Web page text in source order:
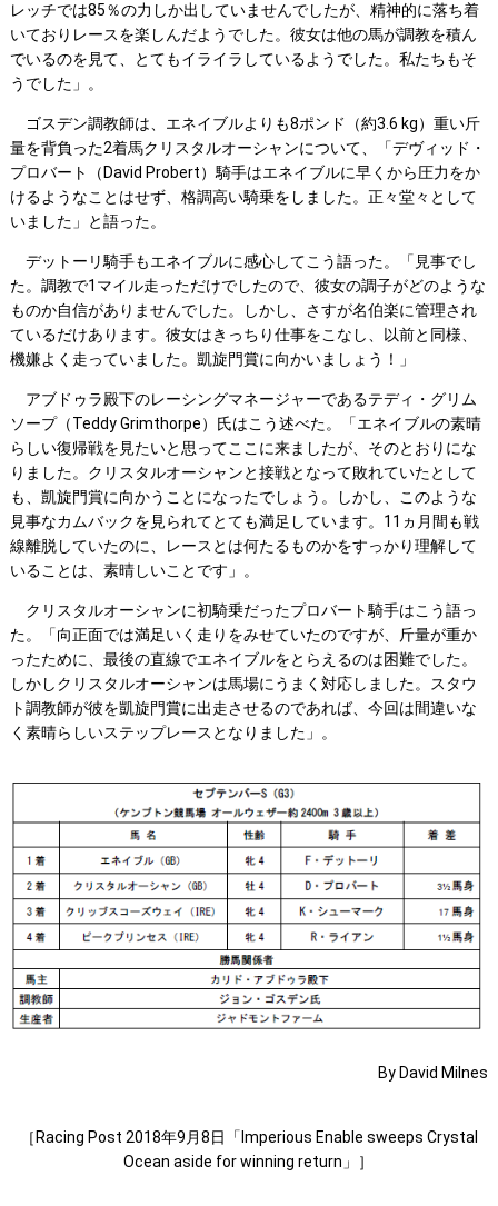
レッチでは85％の力しか出していませんでしたが、精神的に落ち着
いておりレースを楽しんだようでした。彼女は他の馬が調教を積ん
でいるのを見て、とてもイライラしているようでした。私たちもそ
うでした」。
ゴスデン調教師は、エネイブルよりも8ポンド（約3.6 kg）重い斤
量を背負った2着馬クリスタルオーシャンについて、「デヴィッド・
プロバート（David Probert）騎手はエネイブルに早くから圧力をか
けるようなことはせず、格調高い騎乗をしました。正々堂々として
いました」と語った。
デットーリ騎手もエネイブルに感心してこう語った。「見事でし
た。調教で1マイル走っただけでしたので、彼女の調子がどのような
ものか自信がありませんでした。しかし、さすが名伯楽に管理され
ているだけあります。彼女はきっちり仕事をこなし、以前と同様、
機嫌よく走っていました。凱旋門賞に向かいましょう！」
アブドゥラ殿下のレーシングマネージャーであるテディ・グリム
ソープ（Teddy Grimthorpe）氏はこう述べた。「エネイブルの素晴
らしい復帰戦を見たいと思ってここに来ましたが、そのとおりにな
りました。クリスタルオーシャンと接戦となって敗れていたとして
も、凱旋門賞に向かうことになったでしょう。しかし、このような
見事なカムバックを見られてとても満足しています。11ヵ月間も戦
線離脱していたのに、レースとは何たるものかをすっかり理解して
いることは、素晴しいことです」。
クリスタルオーシャンに初騎乗だったプロバート騎手はこう語っ
た。「向正面では満足いく走りをみせていたのですが、斤量が重か
ったために、最後の直線でエネイブルをとらえるのは困難でした。
しかしクリスタルオーシャンは馬場にうまく対応しました。スタウ
ト調教師が彼を凱旋門賞に出走させるのであれば、今回は間違いな
く素晴らしいステップレースとなりました」。
By David Milnes
［Racing Post 2018年9月8日「Imperious Enable sweeps Crystal
Ocean aside for winning return」］